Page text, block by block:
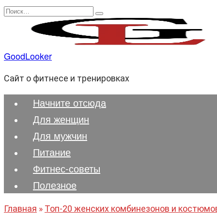
Перейти
содержанию
Search
GoodLooker
Сайт о фитнесе и тренировках
Начните отсюда
Для женщин
Для мужчин
Питание
Фитнес-советы
Полезноe
Главная » Топ-20 женских комбинезонов и